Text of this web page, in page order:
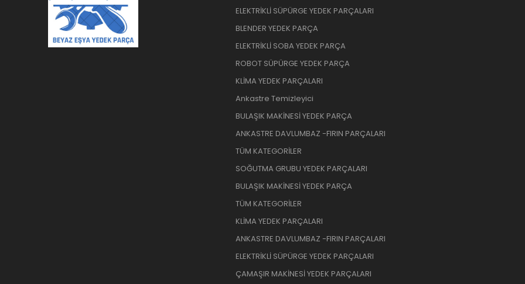
ELEKTRİKLİ SÜPÜRGE YEDEK PARÇALARI
BLENDER YEDEK PARÇA
ELEKTRİKLİ SOBA YEDEK PARÇA
ROBOT SÜPÜRGE YEDEK PARÇA
KLİMA YEDEK PARÇALARI
Ankastre Temizleyici
BULAŞIK MAKİNESİ YEDEK PARÇA
ANKASTRE DAVLUMBAZ -FIRIN PARÇALARI
TÜM KATEGORİLER
SOĞUTMA GRUBU YEDEK PARÇALARI
BULAŞIK MAKİNESİ YEDEK PARÇA
TÜM KATEGORİLER
KLİMA YEDEK PARÇALARI
ANKASTRE DAVLUMBAZ -FIRIN PARÇALARI
ELEKTRİKLİ SÜPÜRGE YEDEK PARÇALARI
ÇAMAŞIR MAKİNESİ YEDEK PARÇALARI